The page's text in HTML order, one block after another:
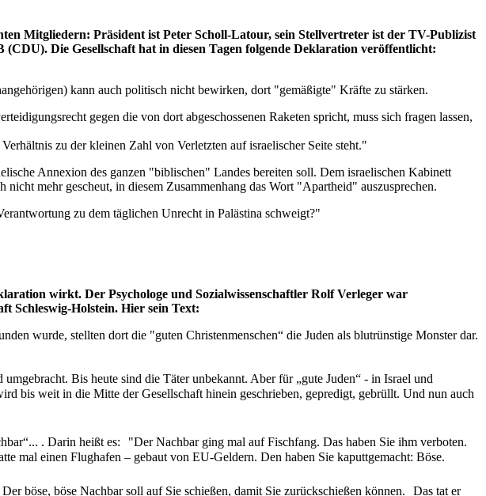
Mitgliedern: Präsident ist Peter Scholl-Latour, sein Stellvertreter ist der TV-Publizist
Die Gesellschaft hat in diesen Tagen folgende Deklaration veröffentlicht:
kann auch politisch nicht bewirken, dort "gemäßigte" Kräfte zu stärken.
gegen die von dort abgeschossenen Raketen spricht, muss sich fragen lassen,
zu der kleinen Zahl von Verletzten auf israelischer Seite steht."
Annexion des ganzen "biblischen" Landes bereiten soll. Dem israelischen Kabinett
mehr gescheut, in diesem Zusammenhang das Wort "Apartheid" auszusprechen.
zu dem täglichen Unrecht in Palästina schweigt?"
wirkt. Der Psychologe und Sozialwissenschaftler Rolf Verleger war
Schleswig-Holstein. Hier sein Text:
wurde, stellten dort die "guten Christenmenschen“ die Juden als blutrünstige Monster dar.
Bis heute sind die Täter unbekannt. Aber für „gute Juden“ - in Israel und
bis weit in die Mitte der Gesellschaft hinein geschrieben, gepredigt, gebrüllt. Und nun auch
. Darin heißt es: "Der Nachbar ging mal auf Fischfang. Das haben Sie ihm verboten.
mal einen Flughafen – gebaut von EU-Geldern. Den haben Sie kaputtgemacht: Böse.
böse, böse Nachbar soll auf Sie schießen, damit Sie zurückschießen können. Das tat er